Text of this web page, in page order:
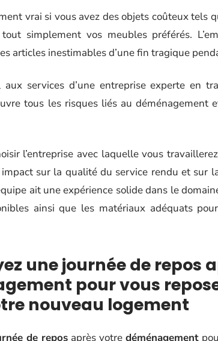
vrai si vous avez des objets coûteux tels
simplement vos meubles préférés.
articles inestimables d’une fin tragique
services d’une entreprise experte en
tous les risques liés au déménagement
l’entreprise avec laquelle vous
sur la qualité du service rendu et sur
ait une expérience solide dans le
ainsi que les matériaux adéquats
une journée de repos
pour vous
nouveau logement
de repos après votre déménagement